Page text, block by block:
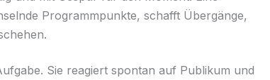
Programmpunkte, schafft Übergänge,
Sie reagiert spontan auf Publikum und